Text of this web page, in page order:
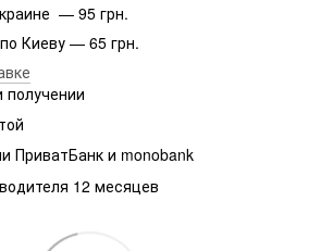
— 95 грн.
Киеву — 65 грн.
ПриватБанк и monobank
12 месяцев